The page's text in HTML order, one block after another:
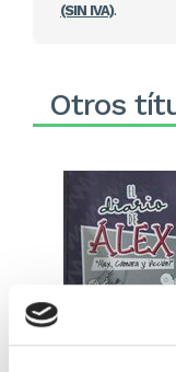
(SIN IVA).
Otros